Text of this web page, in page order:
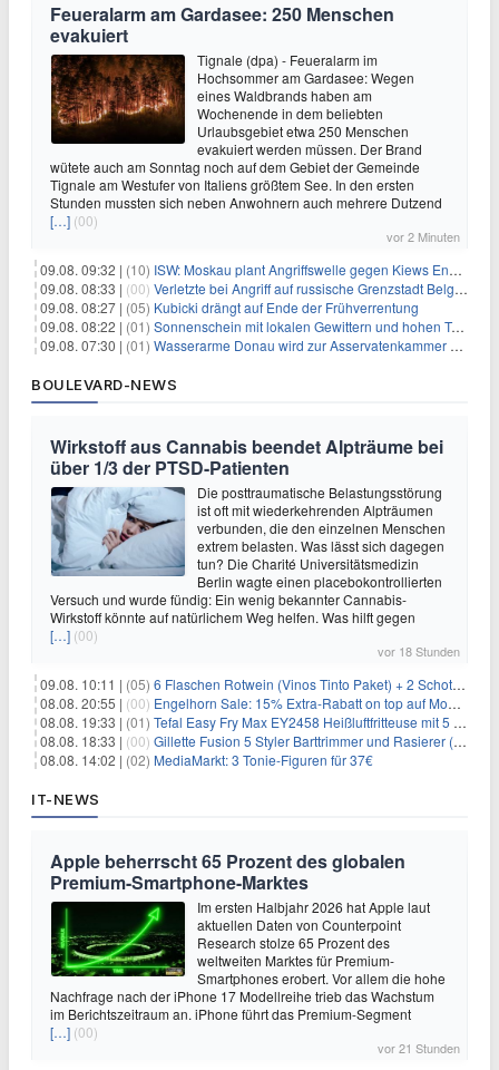
Feueralarm am Gardasee: 250 Menschen
evakuiert
Tignale (dpa) - Feueralarm im
Hochsommer am Gardasee: Wegen
eines Waldbrands haben am
Wochenende in dem beliebten
Urlaubsgebiet etwa 250 Menschen
evakuiert werden müssen. Der Brand
wütete auch am Sonntag noch auf dem Gebiet der Gemeinde
Tignale am Westufer von Italiens größtem See. In den ersten
Stunden mussten sich neben Anwohnern auch mehrere Dutzend
[…] (00)
vor 2 Minuten
09.08. 09:32 | (10) ISW: Moskau plant Angriffswelle gegen Kiews Energieinfrastruktur
09.08. 08:33 | (00) Verletzte bei Angriff auf russische Grenzstadt Belgorod
09.08. 08:27 | (05) Kubicki drängt auf Ende der Frühverrentung
09.08. 08:22 | (01) Sonnenschein mit lokalen Gewittern und hohen Temperaturen
09.08. 07:30 | (01) Wasserarme Donau wird zur Asservatenkammer der Geschichte
BOULEVARD-NEWS
Wirkstoff aus Cannabis beendet Alpträume bei
über 1/3 der PTSD-Patienten
Die posttraumatische Belastungsstörung
ist oft mit wiederkehrenden Alpträumen
verbunden, die den einzelnen Menschen
extrem belasten. Was lässt sich dagegen
tun? Die Charité Universitätsmedizin
Berlin wagte einen placebokontrollierten
Versuch und wurde fündig: Ein wenig bekannter Cannabis-
Wirkstoff könnte auf natürlichem Weg helfen. Was hilft gegen
[…] (00)
vor 18 Stunden
09.08. 10:11 | (05) 6 Flaschen Rotwein (Vinos Tinto Paket) + 2 Schott Zwiesel Gläser für 25,99€ inkl. Versand
08.08. 20:55 | (00) Engelhorn Sale: 15% Extra-Rabatt on top auf Mode- und Sport-Artikel
08.08. 19:33 | (01) Tefal Easy Fry Max EY2458 Heißluftfritteuse mit 5 Litern für 64,99€
08.08. 18:33 | (00) Gillette Fusion 5 Styler Barttrimmer und Rasierer (All in One) für 16€
08.08. 14:02 | (02) MediaMarkt: 3 Tonie-Figuren für 37€
IT-NEWS
Apple beherrscht 65 Prozent des globalen
Premium-Smartphone-Marktes
Im ersten Halbjahr 2026 hat Apple laut
aktuellen Daten von Counterpoint
Research stolze 65 Prozent des
weltweiten Marktes für Premium-
Smartphones erobert. Vor allem die hohe
Nachfrage nach der iPhone 17 Modellreihe trieb das Wachstum
im Berichtszeitraum an. iPhone führt das Premium-Segment
[…] (00)
vor 21 Stunden